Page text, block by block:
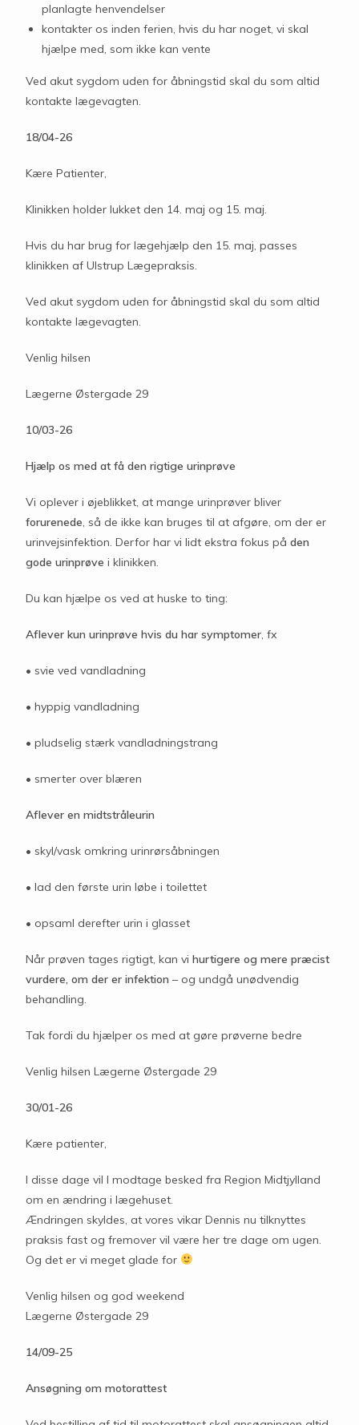
planlagte henvendelser
kontakter os inden ferien, hvis du har noget, vi skal
hjælpe med, som ikke kan vente
Ved akut sygdom uden for åbningstid skal du som altid
kontakte lægevagten.
18/04-26
Kære Patienter,
Klinikken holder lukket den 14. maj og 15. maj.
Hvis du har brug for lægehjælp den 15. maj, passes
klinikken af Ulstrup Lægepraksis.
Ved akut sygdom uden for åbningstid skal du som altid
kontakte lægevagten.
Venlig hilsen
Lægerne Østergade 29
10/03-26
Hjælp os med at få den rigtige urinprøve
Vi oplever i øjeblikket, at mange urinprøver bliver
forurenede, så de ikke kan bruges til at afgøre, om der er
urinvejsinfektion. Derfor har vi lidt ekstra fokus påden
gode urinprøve i klinikken.
Du kan hjælpe os ved at huske to ting:
Aflever kun urinprøve hvis du har symptomer, fx
• svie ved vandladning
• hyppig vandladning
• pludselig stærk vandladningstrang
• smerter over blæren
Aflever en midtstråleurin
• skyl/vask omkring urinrørsåbningen
• lad den første urin løbe i toilettet
• opsaml derefter urin i glasset
Når prøven tages rigtigt, kan vihurtigere og mere præcist
vurdere, om der er infektion – og undgå unødvendig
behandling.
Tak fordi du hjælper os med at gøre prøverne bedre
Venlig hilsen Lægerne Østergade 29
30/01-26
Kære patienter,
I disse dage vil I modtage besked fra Region Midtjylland
om en ændring i lægehuset.
Ændringen skyldes, at vores vikar Dennis nu tilknyttes
praksis fast og fremover vil være her tre dage om ugen.
Og det er vi meget glade for
Venlig hilsen og god weekend
Lægerne Østergade 29
14/09-25
Ansøgning om motorattest